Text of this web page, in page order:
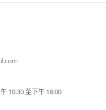
10:30 至下午 18:00